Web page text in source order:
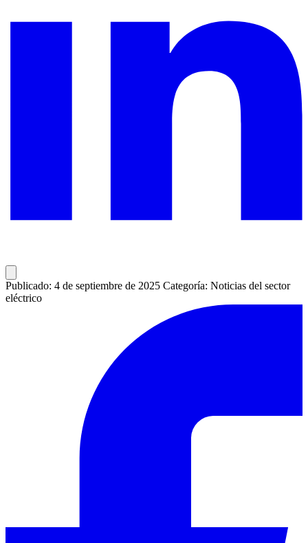
Publicado: 4 de septiembre de 2025 Categoría: Noticias del sector
eléctrico